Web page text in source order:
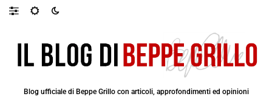
Blog ufficiale di Beppe Grillo con articoli, approfondimenti ed opinioni